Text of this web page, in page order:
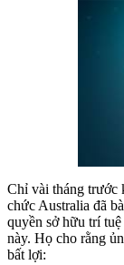
Chỉ vài tháng trước
chức Australia đã
quyền sở hữu trí
này. Họ cho rằng
bất lợi: